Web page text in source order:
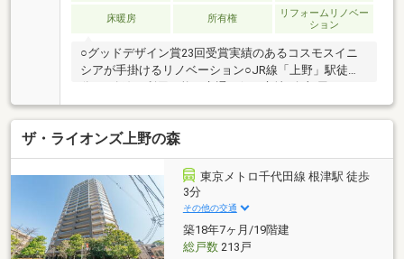
床暖房 所有権
リフォームリノベー
ション
○グッドデザイン賞23回受賞実績のあるコスモスイニ
シアが手掛けるリノベーション○JR線「上野」駅徒歩3
分、4路線が利用可能な交通至便な立地○角部屋
×3LDK×開放的な住まい○全居室に窓があり風通しの良
い住環境○床暖房完備で冬も快適な暮らし○オートロッ
ク・宅配ボックス完備でセキュリティも安心○エレベ
ーター2基設置で朝の忙しい時間も快適に○省エネ適合
物件で環境にも家計にも優しい設計
ザ・ライオンズ上野の森
東京メトロ千代田線 根津駅 徒歩
3分
その他の交通
築18年7ヶ月/19階建
総戸数213戸